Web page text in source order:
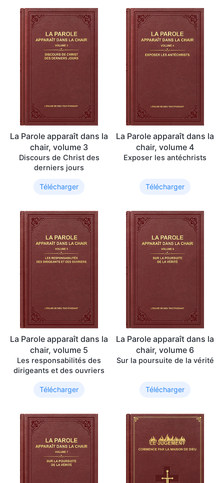
La Parole apparaît dans la
chair, volume 3
Discours de Christ des
derniers jours
Télécharger
La Parole apparaît dans la
chair, volume 4
Exposer les antéchrists
Télécharger
La Parole apparaît dans la
chair, volume 5
Les responsabilités des
dirigeants et des ouvriers
Télécharger
La Parole apparaît dans la
chair, volume 6
Sur la poursuite de la vérité
Télécharger